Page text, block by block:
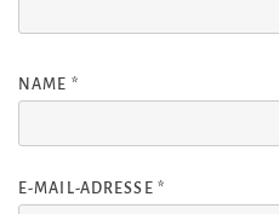
NAME *
E-MAIL-ADRESSE *